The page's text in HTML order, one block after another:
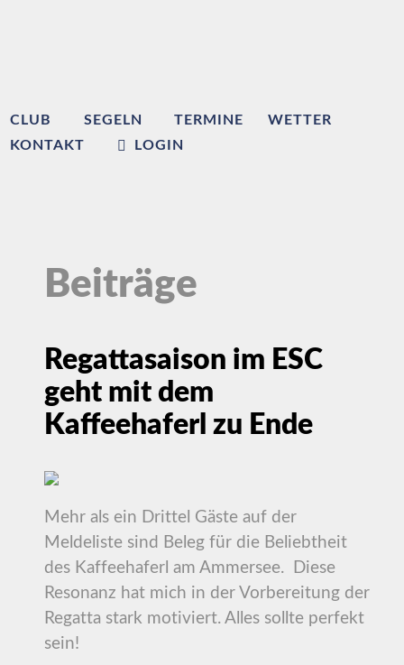
CLUB SEGELN TERMINE
WETTER
KONTAKT
LOGIN
Beiträge
Regattasaison im ESC
geht mit dem
Kaffeehaferl zu Ende
Mehr als ein Drittel Gäste auf der
Meldeliste sind Beleg für die Beliebtheit
des Kaffeehaferl am Ammersee. Diese
Resonanz hat mich in der Vorbereitung der
Regatta stark motiviert. Alles sollte perfekt
sein!